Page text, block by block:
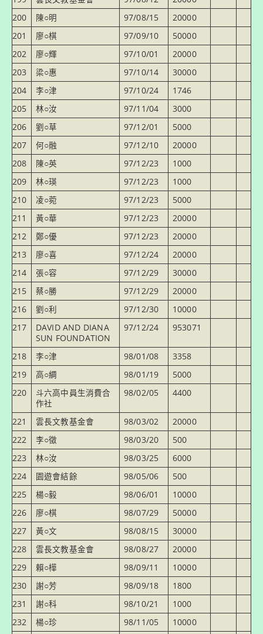
200
陳○明 97/08/15
20000
201
廖○棋 97/09/10
50000
202
廖○輝 97/10/01
20000
203
梁○惠 97/10/14
30000
204
李○津 97/10/24
1746
205
林○汝 97/11/04
3000
206
劉○草 97/12/01
5000
207
何○融 97/12/10
20000
208
陳○英 97/12/23
1000
209
林○瑛 97/12/23
1000
210
凌○菀 97/12/23
5000
211
黃○華 97/12/23
20000
212
鄭○優 97/12/23
20000
213
廖○喜 97/12/24
20000
214
張○容 97/12/29
30000
215
蔡○勝 97/12/29
20000
216
劉○利 97/12/30
10000
217
DAVID AND DIANA
SUN FOUNDATION
97/12/24 953071
218 李○津 98/01/08
3358
219
高○綢 98/01/19
5000
220
斗六高中員生消費合
作社
98/02/05 4400
221 雲長文教基金會 98/03/02
20000
222
李○徵 98/03/20
500
223
林○汝 98/03/25
6000
224
園遊會結餘 98/05/06
500
225
楊○毅 98/06/01
10000
226
廖○棋 98/07/29
50000
227
黃○文 98/08/15
30000
228
雲長文教基金會 98/08/27
20000
229
賴○樺 98/09/11
10000
230
謝○芳 98/09/18
1800
231
謝○科 98/10/21
1000
232
楊○珍 98/11/05
10000